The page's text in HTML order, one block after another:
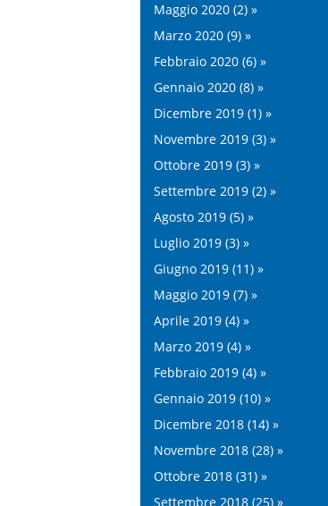
Maggio 2020 (2) »
Marzo 2020 (9) »
Febbraio 2020 (6) »
Gennaio 2020 (8) »
Dicembre 2019 (1) »
Novembre 2019 (3) »
Ottobre 2019 (3) »
Settembre 2019 (2) »
Agosto 2019 (5) »
Luglio 2019 (3) »
Giugno 2019 (11) »
Maggio 2019 (7) »
Aprile 2019 (4) »
Marzo 2019 (4) »
Febbraio 2019 (4) »
Gennaio 2019 (10) »
Dicembre 2018 (14) »
Novembre 2018 (28) »
Ottobre 2018 (31) »
Settembre 2018 (25) »